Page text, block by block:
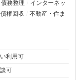
務整理
インターネッ
債権回収
不動産・住ま
利用可
可